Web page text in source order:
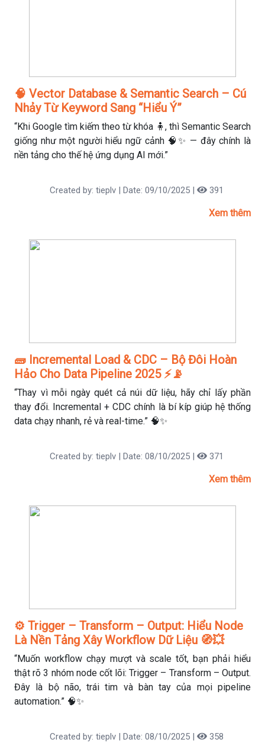
🧠 Vector Database & Semantic Search – Cú
Nhảy Từ Keyword Sang “Hiểu Ý”
“Khi Google tìm kiếm theo từ khóa 🧍, thì Semantic Search
giống như một người hiểu ngữ cảnh 🧠✨ — đây chính là
nền tảng cho thế hệ ứng dụng AI mới.”
Created by: tieplv | Date: 09/10/2025 | 391
Xem thêm
🧱 Incremental Load & CDC – Bộ Đôi Hoàn
Hảo Cho Data Pipeline 2025 ⚡📡
“Thay vì mỗi ngày quét cả núi dữ liệu, hãy chỉ lấy phần
thay đổi. Incremental + CDC chính là bí kíp giúp hệ thống
data chạy nhanh, rẻ và real-time.” 🧠✨
Created by: tieplv | Date: 08/10/2025 | 371
Xem thêm
⚙️ Trigger – Transform – Output: Hiểu Node
Là Nền Tảng Xây Workflow Dữ Liệu 🧭💥
“Muốn workflow chạy mượt và scale tốt, bạn phải hiểu
thật rõ 3 nhóm node cốt lõi: Trigger – Transform – Output.
Đây là bộ não, trái tim và bàn tay của mọi pipeline
automation.” 🧠✨
Created by: tieplv | Date: 08/10/2025 | 358